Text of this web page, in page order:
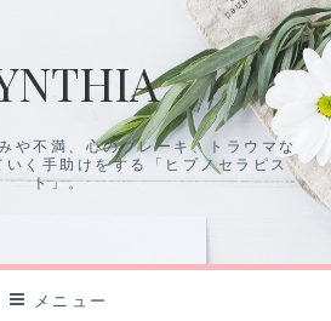
や不満、心のブレーキ、トラウマな
いく手助けをする「ヒプノセラピス
ト」。
メニュー